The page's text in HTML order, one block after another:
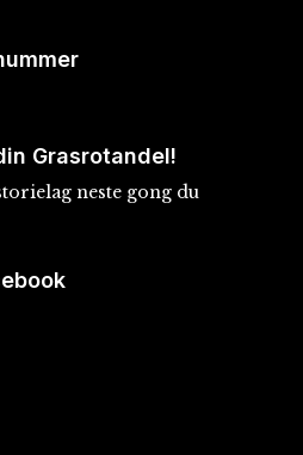
Grasrotandel!
neste gong du